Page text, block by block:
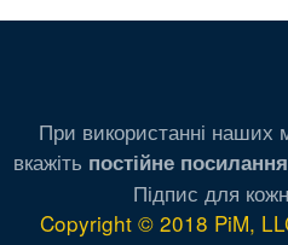
При використанні наших
вкажіть постійне
Підпис для
Copyright © 2018 PiM,